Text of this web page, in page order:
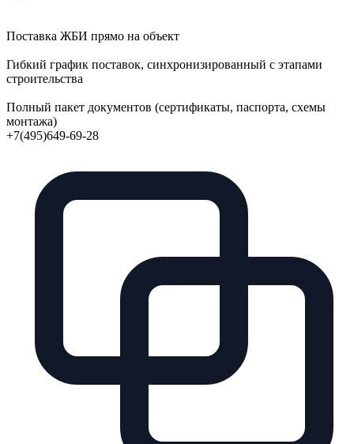
Поставка ЖБИ прямо на объект
Гибкий график поставок, синхронизированный с этапами
строительства
Полный пакет документов (сертификаты, паспорта, схемы
монтажа)
+7(495)649-69-28